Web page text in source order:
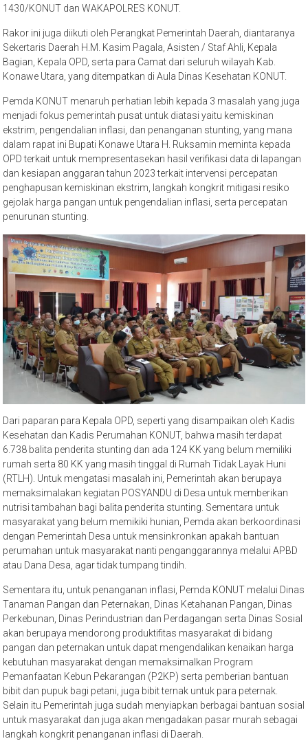
1430/KONUT dan WAKAPOLRES KONUT.
Rakor ini juga diikuti oleh Perangkat Pemerintah Daerah, diantaranya
Sekertaris Daerah H.M. Kasim Pagala, Asisten / Staf Ahli, Kepala
Bagian, Kepala OPD, serta para Camat dari seluruh wilayah Kab.
Konawe Utara, yang ditempatkan di Aula Dinas Kesehatan KONUT.
Pemda KONUT menaruh perhatian lebih kepada 3 masalah yang juga
menjadi fokus pemerintah pusat untuk diatasi yaitu kemiskinan
ekstrim, pengendalian inflasi, dan penanganan stunting, yang mana
dalam rapat ini Bupati Konawe Utara H. Ruksamin meminta kepada
OPD terkait untuk mempresentasekan hasil verifikasi data di lapangan
dan kesiapan anggaran tahun 2023 terkait intervensi percepatan
penghapusan kemiskinan ekstrim, langkah kongkrit mitigasi resiko
gejolak harga pangan untuk pengendalian inflasi, serta percepatan
penurunan stunting.
Dari paparan para Kepala OPD, seperti yang disampaikan oleh Kadis
Kesehatan dan Kadis Perumahan KONUT, bahwa masih terdapat
6.738 balita penderita stunting dan ada 124 KK yang belum memiliki
rumah serta 80 KK yang masih tinggal di Rumah Tidak Layak Huni
(RTLH). Untuk mengatasi masalah ini, Pemerintah akan berupaya
memaksimalakan kegiatan POSYANDU di Desa untuk memberikan
nutrisi tambahan bagi balita penderita stunting. Sementara untuk
masyarakat yang belum memikiki hunian, Pemda akan berkoordinasi
dengan Pemerintah Desa untuk mensinkronkan apakah bantuan
perumahan untuk masyarakat nanti penganggarannya melalui APBD
atau Dana Desa, agar tidak tumpang tindih.
Sementara itu, untuk penanganan inflasi, Pemda KONUT melalui Dinas
Tanaman Pangan dan Peternakan, Dinas Ketahanan Pangan, Dinas
Perkebunan, Dinas Perindustrian dan Perdagangan serta Dinas Sosial
akan berupaya mendorong produktifitas masyarakat di bidang
pangan dan peternakan untuk dapat mengendalikan kenaikan harga
kebutuhan masyarakat dengan memaksimalkan Program
Pemanfaatan Kebun Pekarangan (P2KP) serta pemberian bantuan
bibit dan pupuk bagi petani, juga bibit ternak untuk para peternak.
Selain itu Pemerintah juga sudah menyiapkan berbagai bantuan sosial
untuk masyarakat dan juga akan mengadakan pasar murah sebagai
langkah kongkrit penanganan inflasi di Daerah.